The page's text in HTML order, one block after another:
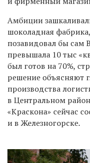
Амбиции
шоколадная
позавидовал бы сам
превышала 10 тыс
был готов на 70%,
решение объясняют
производства
в Центральном
«Краскона» сейчас
и в Железногорске.